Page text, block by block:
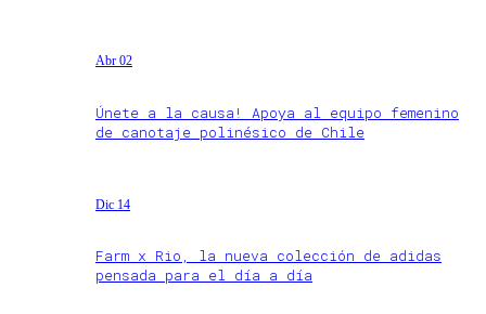
Abr 02
Únete a la causa! Apoya al equipo femenino
de canotaje polinésico de Chile
Dic 14
Farm x Rio, la nueva colección de adidas
pensada para el día a día